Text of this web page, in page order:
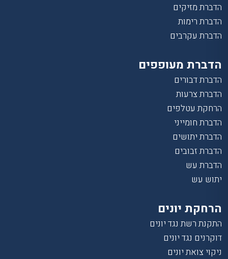
הדברת מזיקים
הדברת רימות
הדברת עקרבים
הדברת מעופפים
הדברת דבורים
הדברת צרעות
הרחקת עטלפים
הדברת חומייני
הדברת יתושים
הדברת זבובים
הדברת עש
יתוש עש
הרחקת יונים
התקנת רשת נגד יונים
דוקרנים נגד יונים
ניקוי צואת יונים